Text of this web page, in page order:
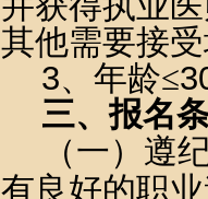
其他需要接
3、年龄≤
三、报名
（一）遵
有良好的职